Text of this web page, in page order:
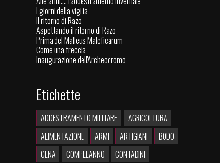
I giorni della vigilia
Il ritorno di Razo
Aspettando il ritorno di Razo
Prima del Malleus Maleficarum
Come una freccia
Inaugurazione dell'Archeodromo
Etichette
ADDESTRAMENTO MILITARE
AGRICOLTURA
ALIMENTAZIONE
ARMI ARTIGIANI
BODO
CENA
COMPLEANNO
CONTADINI